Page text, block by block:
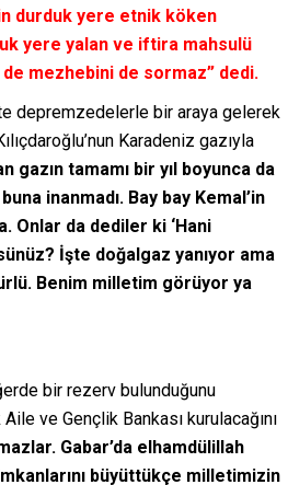
durduk yere etnik köken
yere yalan ve iftira mahsulü
mezhebini de sormaz” dedi.
depremzedelerle bir araya gelerek
Karadeniz gazıyla
gazın tamamı bir yıl boyunca da
inanmadı. Bay bay Kemal’in
Onlar da dediler ki ‘Hani
İşte doğalgaz yanıyor ama
Benim milletim görüyor ya
bir rezerv bulunduğunu
ve Gençlik Bankası kurulacağını
Gabar’da elhamdülillah
büyüttükçe milletimizin